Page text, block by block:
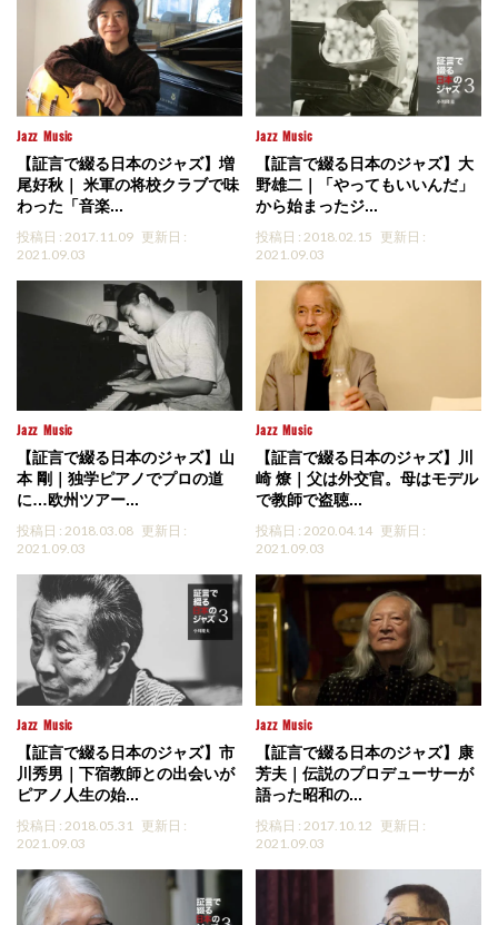
Jazz Music
【証言で綴る日本のジャズ】増
尾好秋｜ 米軍の将校クラブで味
わった「音楽...
投稿日 : 2017.11.09 更新日 :
2021.09.03
Jazz Music
【証言で綴る日本のジャズ】大
野雄二｜「やってもいいんだ」
から始まったジ...
投稿日 : 2018.02.15 更新日 :
2021.09.03
Jazz Music
【証言で綴る日本のジャズ】山
本 剛｜独学ピアノでプロの道
に…欧州ツアー...
投稿日 : 2018.03.08 更新日 :
2021.09.03
Jazz Music
【証言で綴る日本のジャズ】川
崎 燎｜父は外交官。母はモデル
で教師で盗聴...
投稿日 : 2020.04.14 更新日 :
2021.09.03
Jazz Music
【証言で綴る日本のジャズ】市
川秀男｜下宿教師との出会いが
ピアノ人生の始...
投稿日 : 2018.05.31
更新日 :
2021.09.03
Jazz Music
【証言で綴る日本のジャズ】康
芳夫｜伝説のプロデューサーが
語った昭和の...
投稿日 : 2017.10.12 更新日 :
2021.09.03